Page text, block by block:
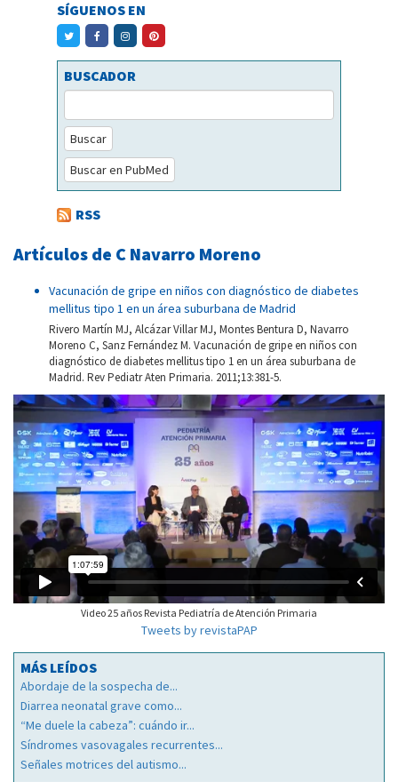
SÍGUENOS EN
BUSCADOR
Buscar
Buscar en PubMed
RSS
Artículos de C Navarro Moreno
Vacunación de gripe en niños con diagnóstico de diabetes
mellitus tipo 1 en un área suburbana de Madrid
Rivero Martín MJ, Alcázar Villar MJ, Montes Bentura D, Navarro
Moreno C, Sanz Fernández M. Vacunación de gripe en niños con
diagnóstico de diabetes mellitus tipo 1 en un área suburbana de
Madrid. Rev Pediatr Aten Primaria. 2011;13:381-5.
Video 25 años Revista Pediatría de Atención Primaria
Tweets by revistaPAP
MÁS LEÍDOS
Abordaje de la sospecha de...
Diarrea neonatal grave como...
“Me duele la cabeza”: cuándo ir...
Síndromes vasovagales recurrentes...
Señales motrices del autismo...